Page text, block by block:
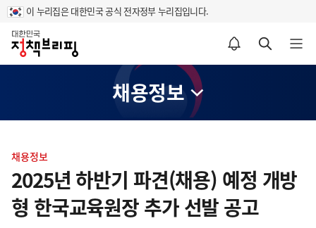
이 누리집은 대한민국 공식 전자정부 누리집입니다.
홈
알림설정 바로가기 검색 바로가기 메뉴 열기
채용정보
텐
츠
영
역
채용정보
2025년 하반기 파견(채용) 예정 개방
형 한국교육원장 추가 선발 공고